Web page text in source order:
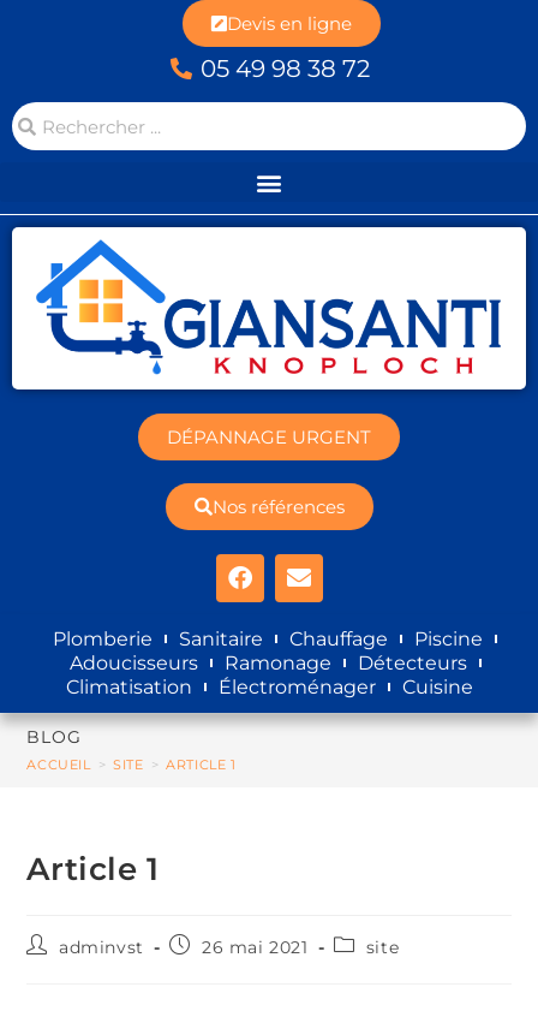
Devis en ligne
05 49 98 38 72
DÉPANNAGE URGENT
Nos références
Plomberie Sanitaire Chauffage
Piscine
Adoucisseurs
Ramonage
Détecteurs
Climatisation
Électroménager Cuisine
BLOG
ACCUEIL > SITE > ARTICLE 1
Article 1
adminvst 26 mai 2021 site